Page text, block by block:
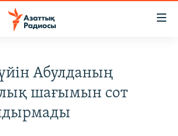
Абулданың
шағымын сот